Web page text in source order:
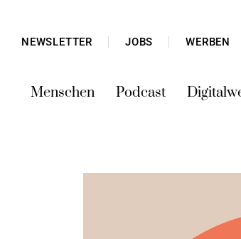
NEWSLETTER JOBS WERBEN
Menschen Podcast